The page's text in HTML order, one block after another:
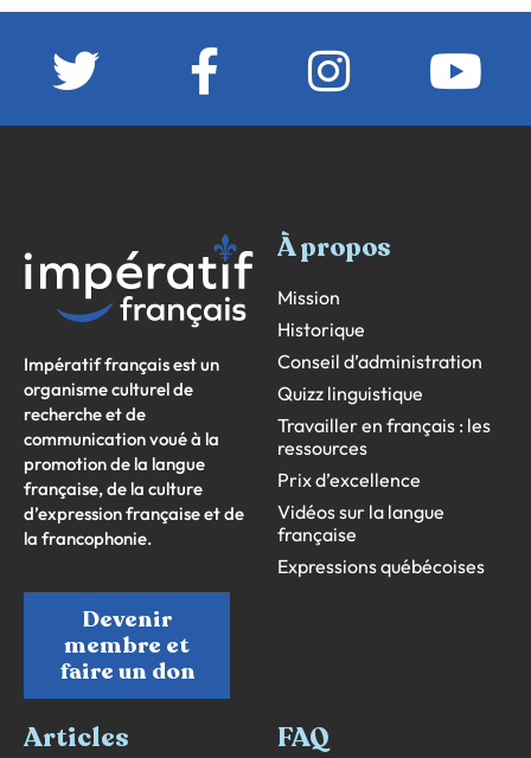
Impératif français est un
organisme culturel de
recherche et de
communication voué à la
promotion de la langue
française, de la culture
d’expression française et de
la francophonie.
Devenir
membre et
faire un don
À propos
Mission
Historique
Conseil d’administration
Quizz linguistique
Travailler en français : les
ressources
Prix d’excellence
Vidéos sur la langue
française
Expressions québécoises
Articles
FAQ